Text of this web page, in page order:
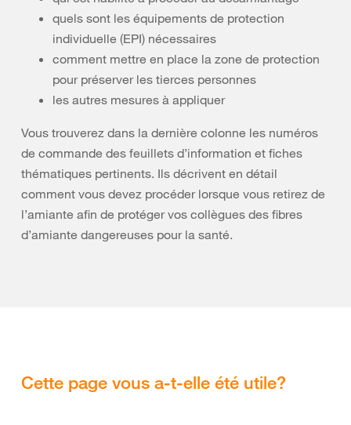
quels sont les équipements de protection
individuelle (EPI) nécessaires
comment mettre en place la zone de protection
pour préserver les tierces personnes
les autres mesures à appliquer
Vous trouverez dans la dernière colonne les numéros
de commande des feuillets d’information et fiches
thématiques pertinents. Ils décrivent en détail
comment vous devez procéder lorsque vous retirez de
l’amiante afin de protéger vos collègues des fibres
d’amiante dangereuses pour la santé.
Cette page vous a-t-elle été utile?